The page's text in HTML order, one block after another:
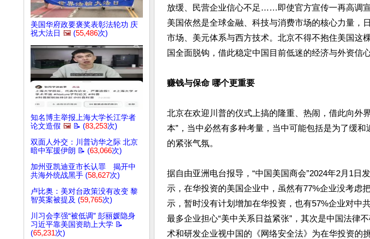
美国华府政要褒奖表彰法轮功 庆
祝大法日 🖼️ (55,486次)
知名博主举报上海大学长江学者
论文造假 🖼️ 📝 (83,253次)
双面人外交：川普访华之际 北京
暗中军援伊朗 📝 (63,066次)
加州亚凯迪亚市长认罪 揭开中
共海外统战黑手 (58,627次)
卢比奥：美对台政策没有改变 黎
智英案被提及 (59,765次)
川习会李强“被低调” 彭丽媛隐身
习近平靠美国资助上大学 📝
(65,231次)
放缓、民营企业信心不足……即使官方宣传一再高调宣
美国依然是全球金融、科技与消费市场的核心力量，
市场、美元体系与西方技术。北京不得不抱住美国这
国全面脱钩，借此稳定中国目前低迷的经济与外资信心
赚钱与保命 哪个更重要
北京在欢迎川普的仪式上搞的隆重、热闹，借此向外
本”，当中必然有多种考量，当中可能包括是为了缓和
的紧张气氛。
据自由亚洲电台报导，“中国美国商会”2024年2月1日
示，在华投资的美国企业中，虽然有77%企业没考虑
示，暂时没有计划增加在华投资，也有57%企业对中
最多企业担心“美中关系日益紧张”，其次是中国法律
术和研发企业视中国的《网络安全法》为在华投资的